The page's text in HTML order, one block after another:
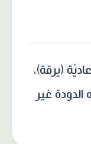
(يرقة)،
غير